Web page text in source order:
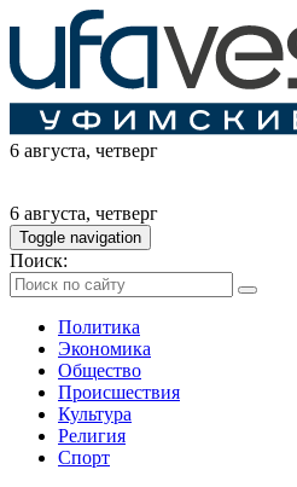
6 августа, четверг
6 августа, четверг
Toggle navigation
Поиск:
Политика
Экономика
Общество
Происшествия
Культура
Религия
Спорт